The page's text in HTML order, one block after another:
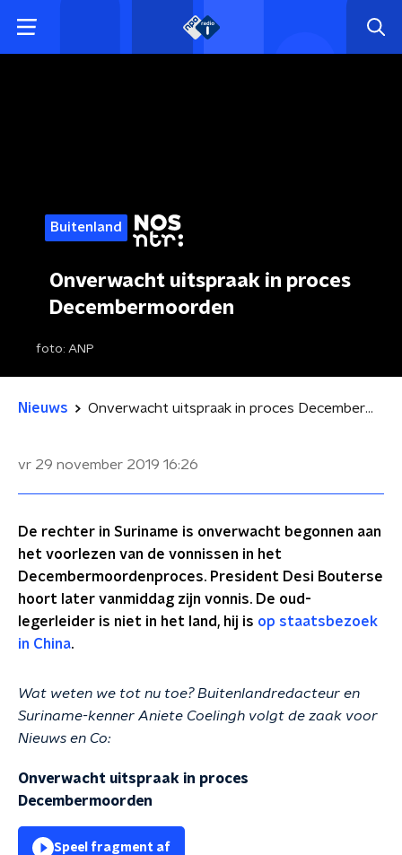
Buitenland
Onverwacht uitspraak in proces
Decembermoorden
foto: ANP
Nieuws Onverwacht uitspraak in proces Decembermoorden
vr 29 november 2019 16:26
De rechter in Suriname is onverwacht begonnen aan
het voorlezen van de vonnissen in het
Decembermoordenproces. President Desi Bouterse
hoort later vanmiddag zijn vonnis. De oud-
legerleider is niet in het land, hij is op staatsbezoek
in China.
Wat weten we tot nu toe? Buitenlandredacteur en
Suriname-kenner Aniete Coelingh volgt de zaak voor
Nieuws en Co:
Onverwacht uitspraak in proces
Decembermoorden
Speel fragment af